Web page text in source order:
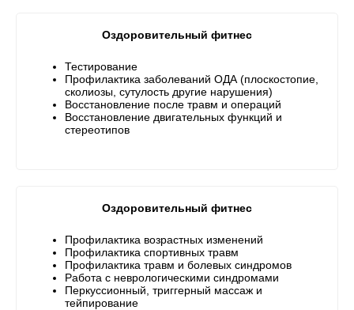
Оздоровительный фитнес
Тестирование
Профилактика заболеваний ОДА (плоскостопие,
сколиозы, сутулость другие нарушения)
Восстановление после травм и операций
Восстановление двигательных функций и
стереотипов
Оздоровительный фитнес
Профилактика возрастных изменений
Профилактика спортивных травм
Профилактика травм и болевых синдромов
Работа с неврологическими синдромами
Перкуссионный, триггерный массаж и
тейпирование